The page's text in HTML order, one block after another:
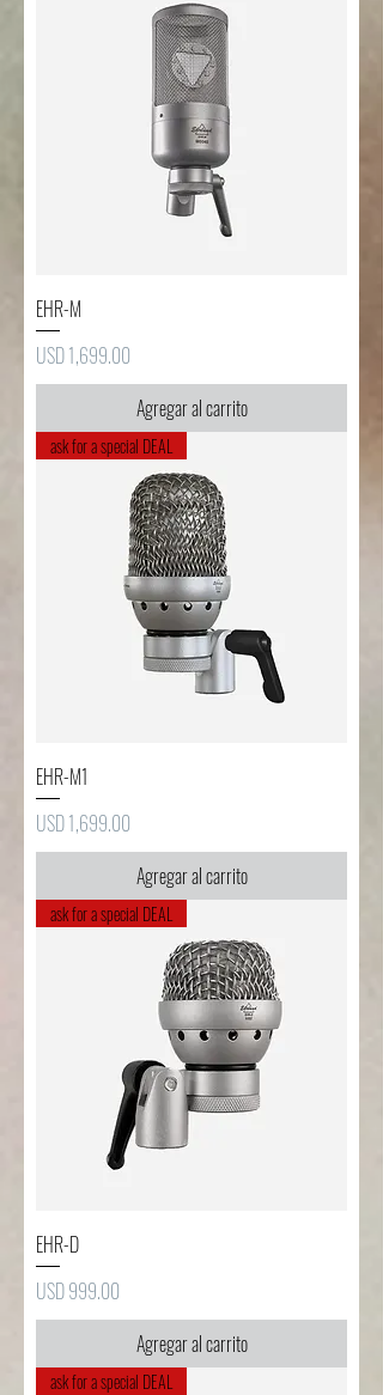
EHR-M
Precio
USD 1,699.00
Agregar al carrito
ask for a special DEAL
EHR-M1
Precio
USD 1,699.00
Agregar al carrito
ask for a special DEAL
EHR-D
Precio
USD 999.00
Agregar al carrito
ask for a special DEAL